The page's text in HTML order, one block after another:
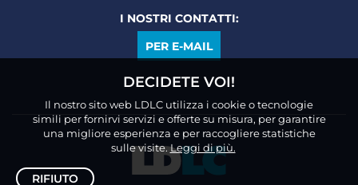
I NOSTRI CONTATTI:
PER E-MAIL
DECIDETE VOI!
Il nostro sito web LDLC utilizza i cookie o tecnologie
simili per fornirvi servizi e offerte su misura, per garantire
una migliore esperienza e per raccogliere statistiche
sulle visite.Leggi di più.
RIFIUTO